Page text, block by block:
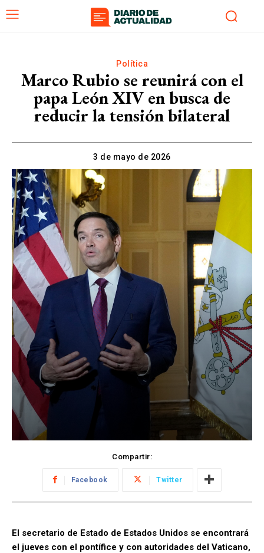
Política
Marco Rubio se reunirá con el
papa León XIV en busca de
reducir la tensión bilateral
3 de mayo de 2026
Compartir:
Facebook Twitter
El secretario de Estado de Estados Unidos se encontrará
el jueves con el pontífice y con autoridades del Vaticano,